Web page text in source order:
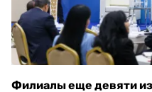
Филиалы еще девяти